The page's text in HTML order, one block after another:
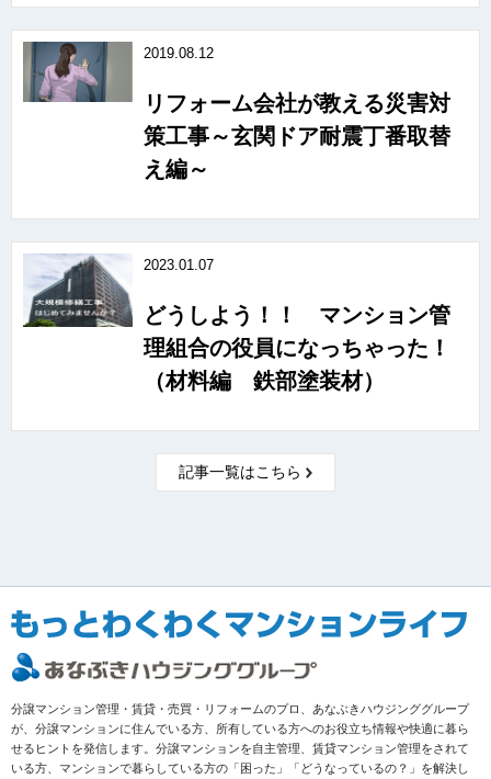
2019.08.12
リフォーム会社が教える災害対
策工事～玄関ドア耐震丁番取替
え編～
2023.01.07
どうしよう！！ マンション管
理組合の役員になっちゃった！
（材料編 鉄部塗装材）
記事一覧はこちら
分譲マンション管理・賃貸・売買・リフォームのプロ、あなぶきハウジンググループ
が、分譲マンションに住んでいる方、所有している方へのお役立ち情報や快適に暮ら
せるヒントを発信します。分譲マンションを自主管理、賃貸マンション管理をされて
いる方、マンションで暮らしている方の「困った」「どうなっているの？」を解決し